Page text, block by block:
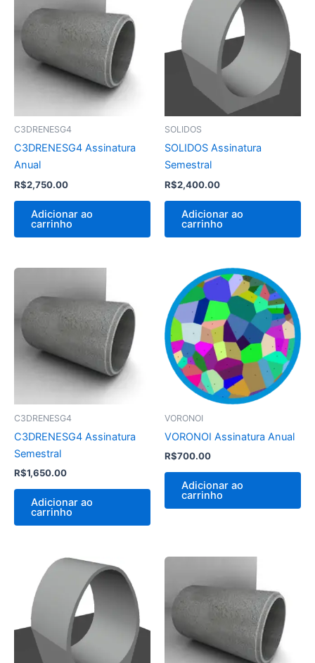
C3DRENESG4
C3DRENESG4 Assinatura
Anual
R$2,750.00
Adicionar ao
carrinho
SOLIDOS
SOLIDOS Assinatura
Semestral
R$2,400.00
Adicionar ao
carrinho
C3DRENESG4
C3DRENESG4 Assinatura
Semestral
R$1,650.00
Adicionar ao
carrinho
VORONOI
VORONOI Assinatura Anual
R$700.00
Adicionar ao
carrinho